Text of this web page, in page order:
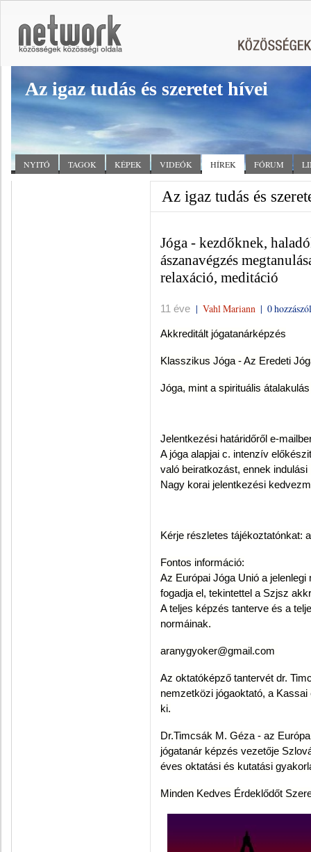
Az igaz tudás és szeretet hívei
NYITÓ TAGOK KÉPEK VIDEÓK HÍREK FÓRUM
Az igaz tudás és
Jóga - kezdőknek,
ászanavégzés
relaxáció, meditáció
11 éve | Vahl Mariann | 0
Akkreditált jógatanárképzés
Klasszikus Jóga - Az Eredeti
Jóga, mint a spirituális
Jelentkezési határidőről e-
A jóga alapjai c. intenzív
való beiratkozást, ennek indulási
Nagy korai jelentkezési
Kérje részletes tájékoztatónkat:
Fontos információ:
Az Európai Jóga Unió a
fogadja el, tekintettel a Szjsz
A teljes képzés tanterve és a
normáinak.
aranygyoker@gmail.com
Az oktatóképző tantervét dr.
nemzetközi jógaoktató, a
ki.
Dr.Timcsák M. Géza - az
jógatanár képzés vezetője
éves oktatási és kutatási
Minden Kedves Érdeklődőt